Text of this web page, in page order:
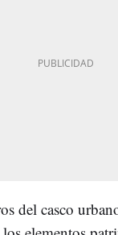
del casco